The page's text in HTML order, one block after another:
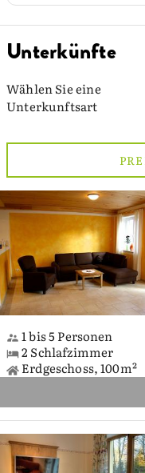
Unterkünfte
Wählen Sie eine
Unterkunftsart
1 bis 5 Personen
2 Schlafzimmer
Erdgeschoss, 100m²